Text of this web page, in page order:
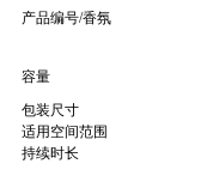
产品编号/香氛
容量
包装尺寸
适用空间范围
持续时长